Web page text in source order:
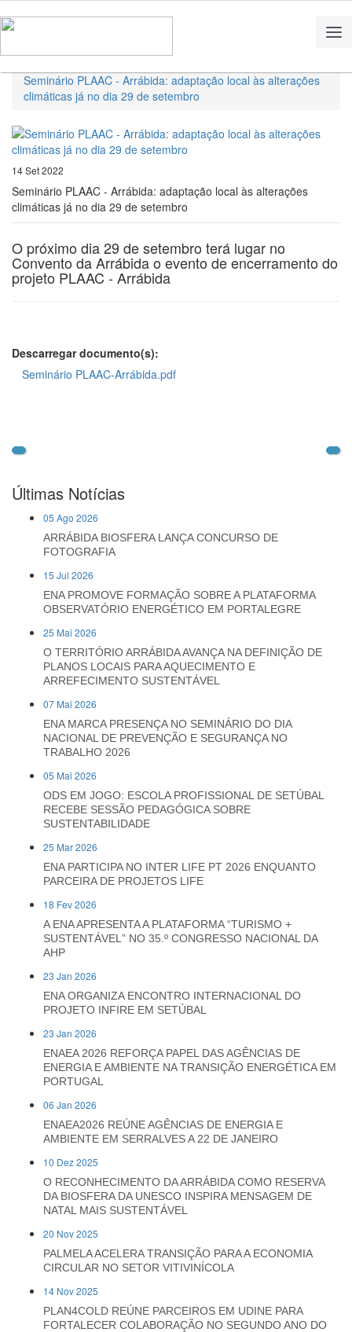
Seminário PLAAC - Arrábida: adaptação local às alterações
climáticas já no dia 29 de setembro
14 Set 2022
Seminário PLAAC - Arrábida: adaptação local às alterações
climáticas já no dia 29 de setembro
O próximo dia 29 de setembro terá lugar no
Convento da Arrábida o evento de encerramento do
projeto PLAAC - Arrábida
Descarregar documento(s):
Seminário PLAAC-Arrábida.pdf
Últimas Notícias
05 Ago 2026
ARRÁBIDA BIOSFERA LANÇA CONCURSO DE
FOTOGRAFIA
15 Jul 2026
ENA PROMOVE FORMAÇÃO SOBRE A PLATAFORMA
OBSERVATÓRIO ENERGÉTICO EM PORTALEGRE
25 Mai 2026
O TERRITÓRIO ARRÁBIDA AVANÇA NA DEFINIÇÃO DE
PLANOS LOCAIS PARA AQUECIMENTO E
ARREFECIMENTO SUSTENTÁVEL
07 Mai 2026
ENA MARCA PRESENÇA NO SEMINÁRIO DO DIA
NACIONAL DE PREVENÇÃO E SEGURANÇA NO
TRABALHO 2026
05 Mai 2026
ODS EM JOGO: ESCOLA PROFISSIONAL DE SETÚBAL
RECEBE SESSÃO PEDAGÓGICA SOBRE
SUSTENTABILIDADE
25 Mar 2026
ENA PARTICIPA NO INTER LIFE PT 2026 ENQUANTO
PARCEIRA DE PROJETOS LIFE
18 Fev 2026
A ENA APRESENTA A PLATAFORMA “TURISMO +
SUSTENTÁVEL” NO 35.º CONGRESSO NACIONAL DA
AHP
23 Jan 2026
ENA ORGANIZA ENCONTRO INTERNACIONAL DO
PROJETO INFIRE EM SETÚBAL
23 Jan 2026
ENAEA 2026 REFORÇA PAPEL DAS AGÊNCIAS DE
ENERGIA E AMBIENTE NA TRANSIÇÃO ENERGÉTICA EM
PORTUGAL
06 Jan 2026
ENAEA2026 REÚNE AGÊNCIAS DE ENERGIA E
AMBIENTE EM SERRALVES A 22 DE JANEIRO
10 Dez 2025
O RECONHECIMENTO DA ARRÁBIDA COMO RESERVA
DA BIOSFERA DA UNESCO INSPIRA MENSAGEM DE
NATAL MAIS SUSTENTÁVEL
20 Nov 2025
PALMELA ACELERA TRANSIÇÃO PARA A ECONOMIA
CIRCULAR NO SETOR VITIVINÍCOLA
14 Nov 2025
PLAN4COLD REÚNE PARCEIROS EM UDINE PARA
FORTALECER COLABORAÇÃO NO SEGUNDO ANO DO